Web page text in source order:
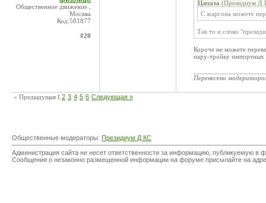
Общественное движение ,
Москва
Код:581877
#20
Цитата (Президиум Д
С жаргона можете
Так то и слово
Короче не можете
пару-тройку импортных
Перенесено
« Предыдущая 1 2 3 4 5 6 Следующая »
Общественные модераторы: Президиум Д КС
Администрация сайта не несет ответственности за информацию, публикуемую
Сообщения о незаконно размещенной информации на форуме присылайте на